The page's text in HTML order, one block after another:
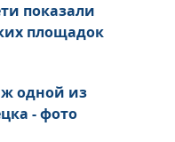
показали
площадок
одной из
- фото